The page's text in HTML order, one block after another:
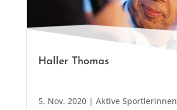
Haller Thomas
5. Nov. 2020| Aktive Sportlerinnen